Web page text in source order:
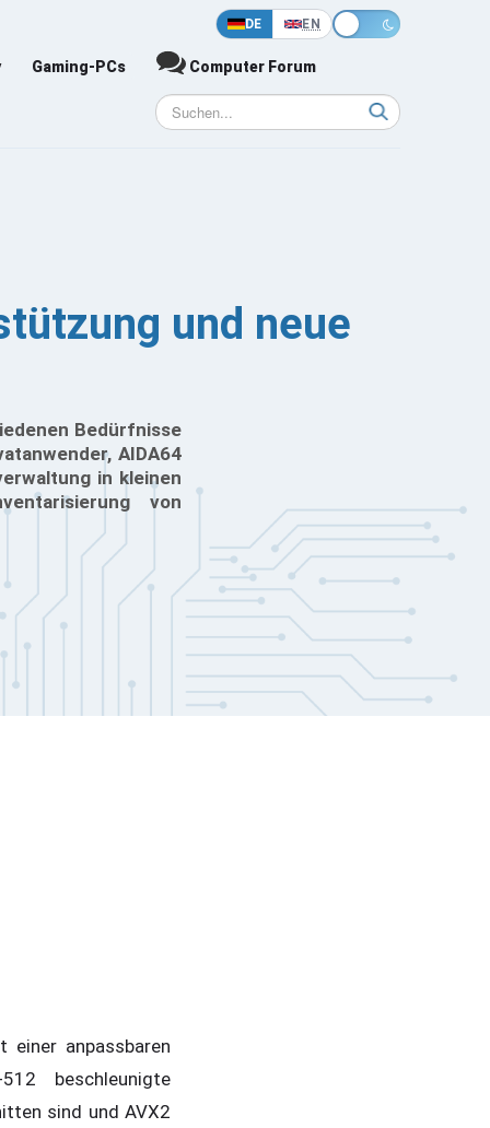
DE EN
Gaming-PCs Computer Forum
und neue
Bedürfnisse
AIDA64
in kleinen
von
anpassbaren
beschleunigte
sind und AVX2